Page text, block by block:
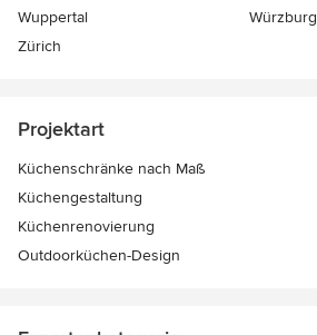
Wuppertal
Würzburg
Zürich
Projektart
Küchenschränke nach Maß
Küchengestaltung
Küchenrenovierung
Outdoorküchen-Design